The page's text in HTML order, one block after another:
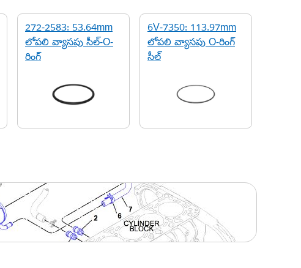
272-2583: 53.64mm
లోపలి వ్యాసపు సీల్-O-
రింగ్
6V-7350: 113.97mm
లోపలి వ్యాసపు O-రింగ్
సీల్